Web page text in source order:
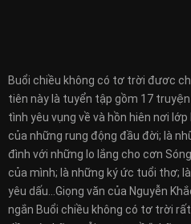
Buổi chiều không có tơ trời đươc
tiên này là tuyển tập gồm 17
tình yêu vụng về và hồn hiên nơi
của những rung động đầu đời; là
đình với những lo lắng cho cơn
của mình; là những ký ức tuổi thơ;
yêu dấu…Giọng văn của Nguyễn
ngắn Buổi chiều không có tơ trời